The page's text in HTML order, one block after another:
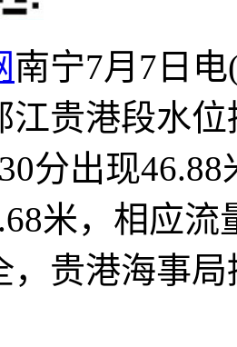
南宁7月7日
江贵港段水
分出现
米，相应流
，贵港海事